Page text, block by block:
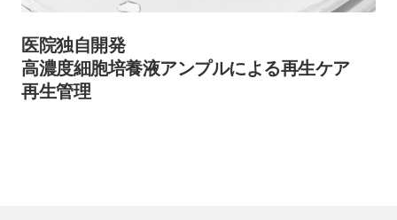
医院独自開発
高濃度細胞培養液アンプルによる再生ケア
再生管理